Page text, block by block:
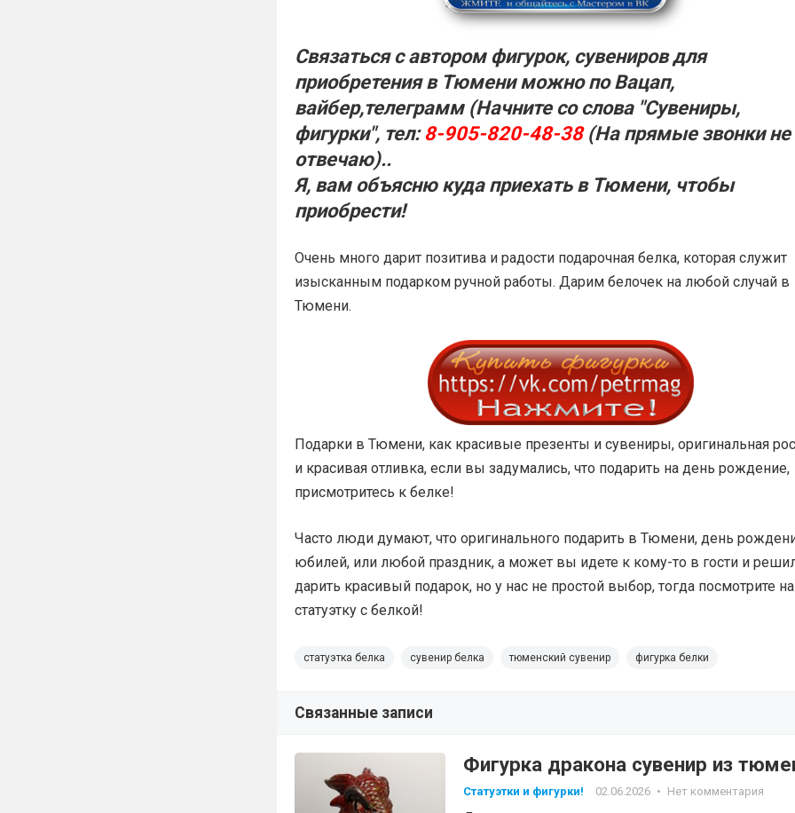
Связаться с автором фигурок, сувениров для
приобретения в Тюмени можно по Вацап,
вайбер,телеграмм (Начните со слова "Сувениры,
фигурки", тел: 8-905-820-48-38(На прямые звонки не
отвечаю)..
Я, вам объясню куда приехать вТюмени, чтобы
приобрести!
Очень много дарит позитива и радости подарочная белка, которая служит
изысканным подарком ручной работы. Дарим белочек на любой случай в
Тюмени.
Подарки в Тюмени, как красивые презенты и сувениры, оригинальная
и красивая отливка, если вы задумались, что подарить на день рождение,
присмотритесь к белке!
Часто люди думают, что оригинального подарить в Тюмени, день
юбилей, или любой праздник, а может вы идете к кому-то в гости и
дарить красивый подарок, но у нас не простой выбор, тогда посмотрите на
статуэтку с белкой!
статуэтка белка сувенир белка тюменский сувенир фигурка белки
Связанные записи
Фигурка дракона сувенир из
Статуэтки и фигурки! 02.06.2026 • Нет комментария